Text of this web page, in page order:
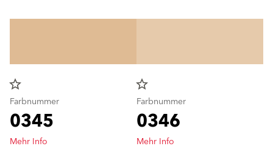
star_border
Farbnummer
0345
Mehr Info
star_border
Farbnummer
0346
Mehr Info